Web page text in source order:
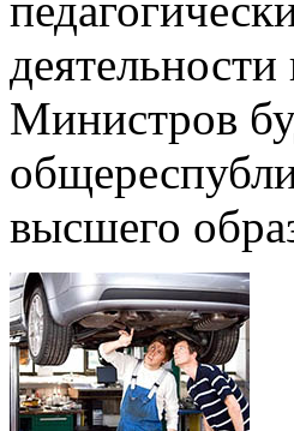
Министров
высшего